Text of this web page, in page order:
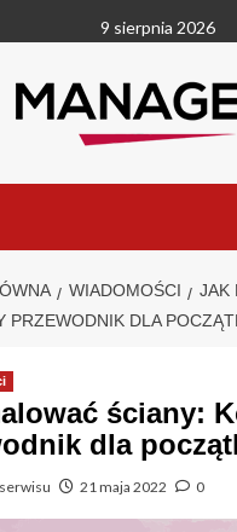
9 sierpnia 2026
WIADOMOŚCI
JAK
PRZEWODNIK DLA
ściany:
dla
21 maja 2022 0